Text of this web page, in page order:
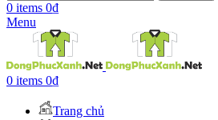
0 items 0₫
Menu
0 items 0₫
Trang chủ